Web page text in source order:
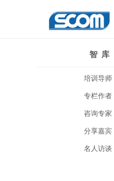
智 库
培训导师
专栏作者
咨询专家
分享嘉宾
名人访谈